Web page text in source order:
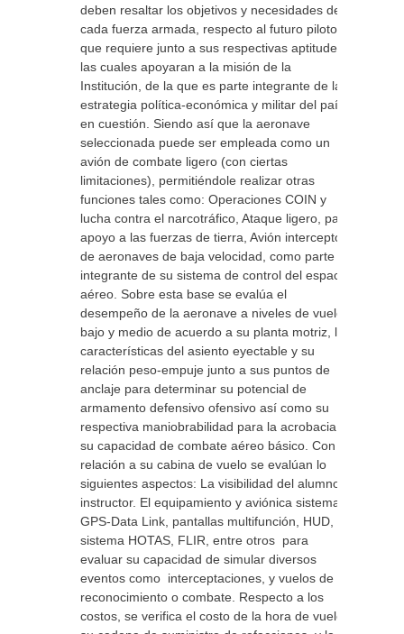
deben resaltar los objetivos y necesidades de
cada fuerza armada, respecto al futuro piloto
que requiere junto a sus respectivas aptitudes;
las cuales apoyaran a la misión de la
Institución, de la que es parte integrante de la
estrategia política-económica y militar del país
en cuestión. Siendo así que la aeronave
seleccionada puede ser empleada como un
avión de combate ligero (con ciertas
limitaciones), permitiéndole realizar otras
funciones tales como: Operaciones COIN y
lucha contra el narcotráfico, Ataque ligero, para
apoyo a las fuerzas de tierra, Avión interceptor
de aeronaves de baja velocidad, como parte
integrante de su sistema de control del espacio
aéreo. Sobre esta base se evalúa el
desempeño de la aeronave a niveles de vuelo
bajo y medio de acuerdo a su planta motriz, la
características del asiento eyectable y su
relación peso-empuje junto a sus puntos de
anclaje para determinar su potencial de
armamento defensivo ofensivo así como su
respectiva maniobrabilidad para la acrobacia y
su capacidad de combate aéreo básico. Con
relación a su cabina de vuelo se evalúan lo
siguientes aspectos: La visibilidad del alumno e
instructor. El equipamiento y aviónica sistemas
GPS-Data Link, pantallas multifunción, HUD,
sistema HOTAS, FLIR, entre otros para
evaluar su capacidad de simular diversos
eventos como interceptaciones, y vuelos de
reconocimiento o combate. Respecto a los
costos, se verifica el costo de la hora de vuelo,